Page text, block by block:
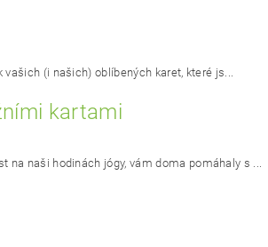
(i našich) oblíbených karet, které js...
kartami
na naši hodinách jógy, vám doma pomáhaly s ...